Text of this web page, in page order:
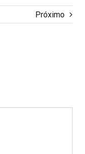
Próximo